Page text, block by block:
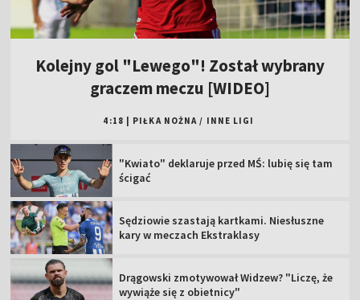
Kolejny gol "Lewego"! Został wybrany
graczem meczu [WIDEO]
4:18 PIŁKA NOŻNA / INNE LIGI
"Kwiato" deklaruje przed MŚ: lubię się tam
ścigać
Sędziowie szastają kartkami. Niesłuszne
kary w meczach Ekstraklasy
Drągowski zmotywował Widzew? "Liczę, że
wywiąże się z obietnicy"